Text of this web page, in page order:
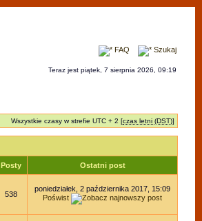
FAQ Szukaj
Teraz jest piątek, 7 sierpnia 2026, 09:19
Wszystkie czasy w strefie UTC + 2 [czas letni (DST)]
Posty Ostatni post
538
poniedziałek, 2 października 2017, 15:09
Poświst